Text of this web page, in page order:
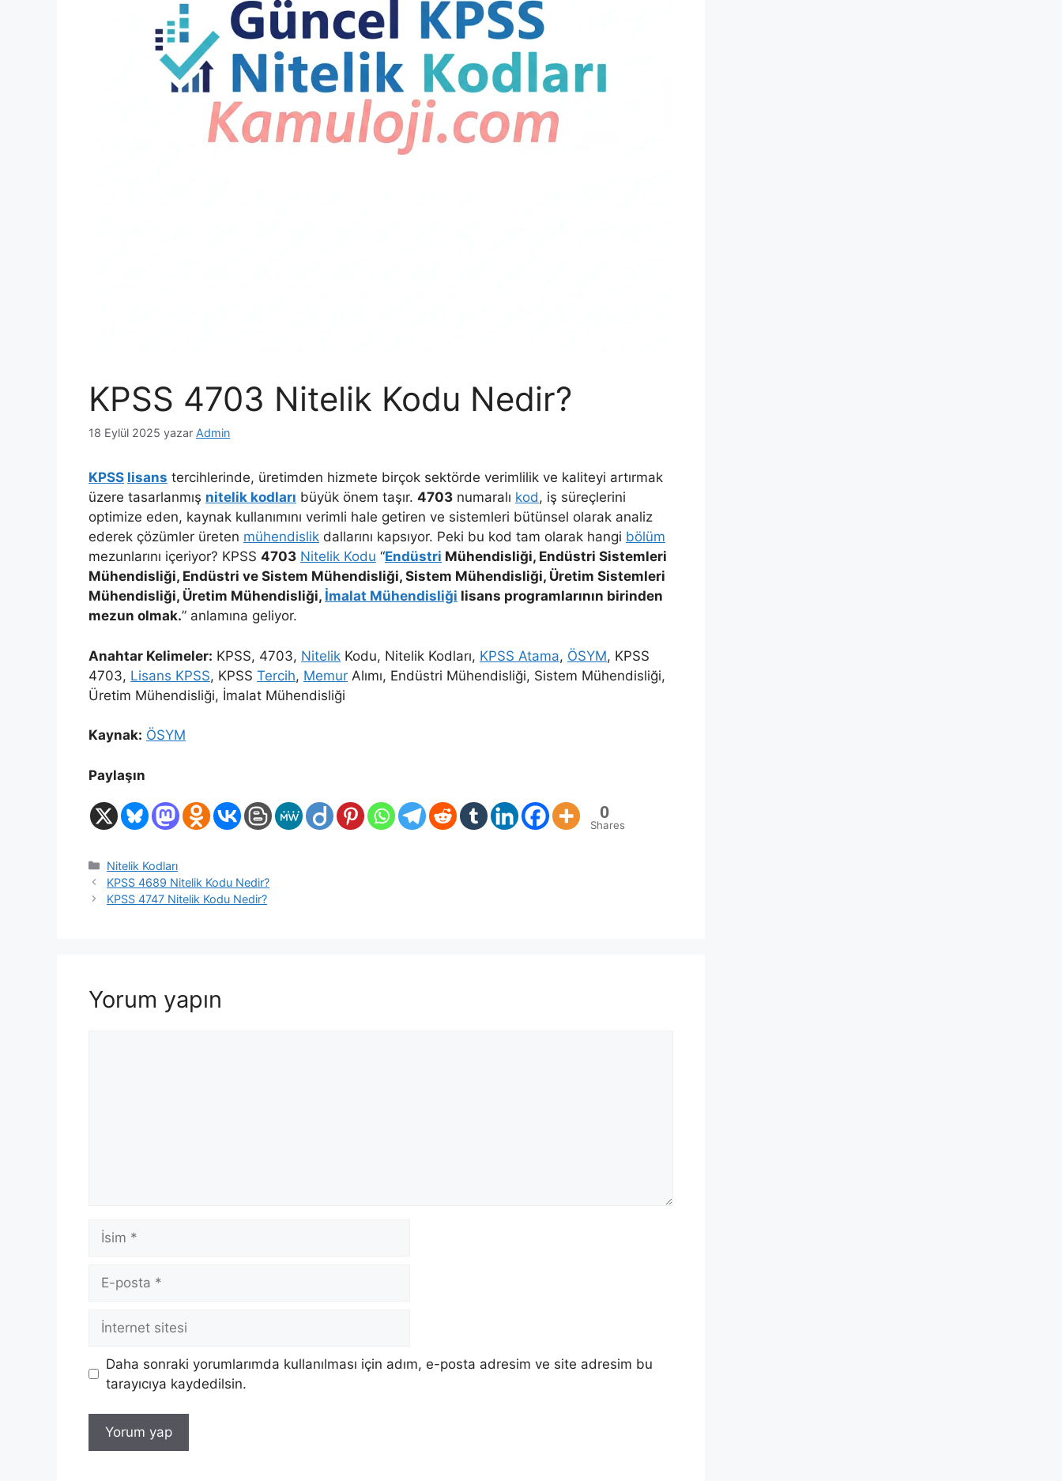
KPSS 4703 Nitelik Kodu Nedir?
18 Eylül 2025 yazar Admin
KPSS lisans tercihlerinde, üretimden hizmete birçok sektörde verimlilik ve kaliteyi artırmak
üzere tasarlanmış nitelik kodları büyük önem taşır. 4703 numaralı kod, iş süreçlerini
optimize eden, kaynak kullanımını verimli hale getiren ve sistemleri bütünsel olarak analiz
ederek çözümler üreten mühendislik dallarını kapsıyor. Peki bu kod tam olarak hangi bölüm
mezunlarını içeriyor? KPSS 4703 Nitelik Kodu “Endüstri Mühendisliği, Endüstri Sistemleri
Mühendisliği, Endüstri ve Sistem Mühendisliği, Sistem Mühendisliği, Üretim Sistemleri
Mühendisliği, Üretim Mühendisliği, İmalat Mühendisliği lisans programlarının birinden
mezun olmak.” anlamına geliyor.
Anahtar Kelimeler: KPSS, 4703, Nitelik Kodu, Nitelik Kodları, KPSS Atama, ÖSYM, KPSS
4703, Lisans KPSS, KPSS Tercih, Memur Alımı, Endüstri Mühendisliği, Sistem Mühendisliği,
Üretim Mühendisliği, İmalat Mühendisliği
Kaynak: ÖSYM
Paylaşın
0
Shares
Kategoriler
Nitelik Kodları
KPSS 4689 Nitelik Kodu Nedir?
KPSS 4747 Nitelik Kodu Nedir?
Yorum yapın
İsim
posta
İnternet
sitesi
Daha sonraki yorumlarımda kullanılması için adım, e-posta adresim ve site adresim bu
tarayıcıya kaydedilsin.